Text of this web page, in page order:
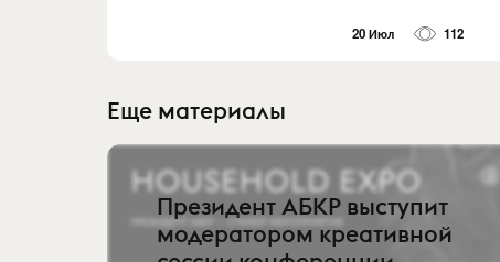
20 Июл 112
Еще материалы
Президент АБКР выступит
модератором креативной